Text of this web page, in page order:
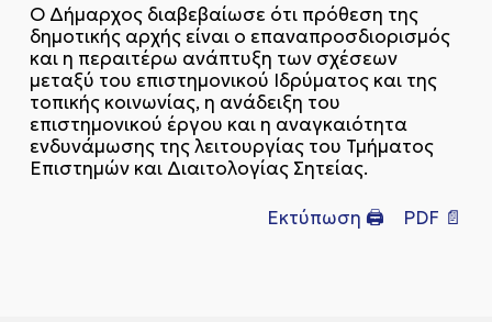
Ο Δήμαρχος διαβεβαίωσε ότι πρόθεση της
δημοτικής αρχής είναι ο επαναπροσδιορισμός
και η περαιτέρω ανάπτυξη των σχέσεων
μεταξύ του επιστημονικού Ιδρύματος και της
τοπικής κοινωνίας, η ανάδειξη του
επιστημονικού έργου και η αναγκαιότητα
ενδυνάμωσης της λειτουργίας του Τμήματος
Επιστημών και Διαιτολογίας Σητείας.
Εκτύπωση 🖨 PDF 📄